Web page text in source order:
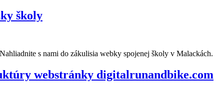
školy
s nami do zákulisia webky spojenej školy v Malackách.
webstránky digitalrunandbike.com